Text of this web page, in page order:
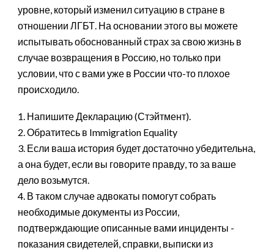
уровне, который изменил ситуацию в стране в
отношении ЛГБТ. На основании этого вы можете
испытывать обоснованный страх за свою жизнь в
случае возвращения в Россию, но только при
условии, что с вами уже в России что-то плохое
происходило.
1. Напишите Декларацию (Стэйтмент).
2. Обратитесь в Immigration Equality
3. Если ваша история будет достаточно убедительна,
а она будет, если вы говорите правду, то за ваше
дело возьмутся.
4. В таком случае адвокаты помогут собрать
необходимые документы из России,
подтверждающие описанные вами инциденты -
показания свидетелей, справки, выписки из